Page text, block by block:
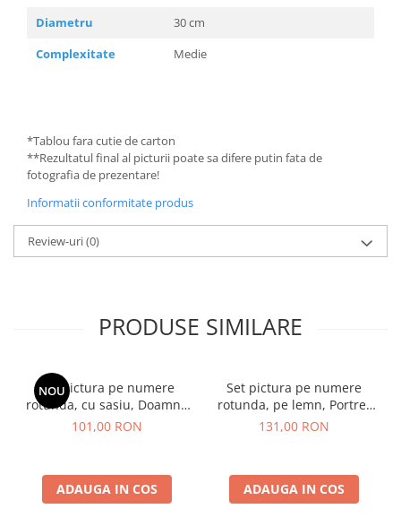
Diametru
30 cm
Complexitate
Medie
*Tablou fara cutie de carton
**Rezultatul final al picturii poate sa difere putin fata de
fotografia de prezentare!
Informatii conformitate produs
Review-uri(0)
PRODUSE SIMILARE
NOU
Set pictura pe numere
rotunda, cu sasiu, Doamna
cu palarie, Ø26cm
101,00 RON
ADAUGA IN COS
Set pictura pe numere
rotunda, pe lemn, Portret
de femeie in stil Picasso,
131,00 RON
ADAUGA IN COS